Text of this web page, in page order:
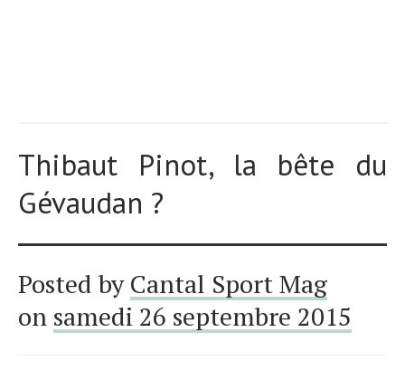
Thibaut Pinot, la bête du
Gévaudan ?
Posted byCantal Sport Mag
on samedi 26 septembre 2015